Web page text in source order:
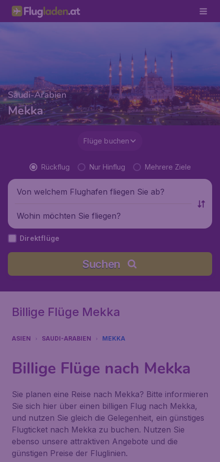
Saudi-Arabien
Mekka
Flüge buchen
Rückflug Nur Hinflug Mehrere Ziele
Von welchem Flughafen fliegen Sie ab?
Wohin möchten Sie fliegen?
Direktflüge
Suchen
Billige Flüge Mekka
ASIEN SAUDI-ARABIEN MEKKA
Billige Flüge nach Mekka
Sie planen eine Reise nach Mekka? Bitte informieren
Sie sich hier über einen billigen Flug nach Mekka,
und nutzen Sie gleich die Gelegenheit, ein günstiges
Flugticket nach Mekka zu buchen. Nutzen Sie
ebenso unsere attraktiven Angebote und die
günstigen Preise der Fluglinien.